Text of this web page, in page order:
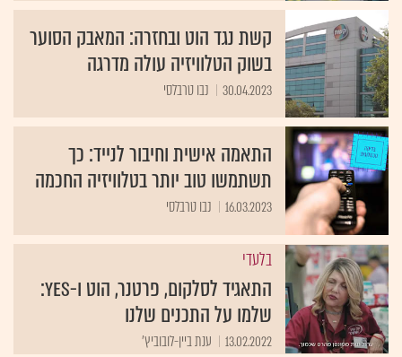
קשת נגד הוט ובחזרה: המאבק הסוער
בשוק הטלוויזיה עולה מדרגה
30.04.2023 נבו טרבלסי
התאמה אישית וחיבור לנייד: כך
תשתמשו טוב יותר בטלוויזיה החכמה
16.03.2023 נבו טרבלסי
בלעדי
התאגיד לסלקום, פרטנר, הוט ו-yes:
שלמו על התכנים שלנו
13.02.2022 ענת ביין-לובוביץ'